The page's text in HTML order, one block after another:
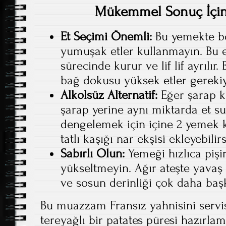
Mükemmel Sonuç
Et Seçimi Önemli: Bu yemekte
yumuşak etler kullanmayın. Bu
sürecinde kurur ve lif lif
bağ dokusu yüksek etler
Alkolsüz Alternatif: Eğer şarap
şarap yerine aynı miktarda et
dengelemek için içine 2 yemek
tatlı kaşığı nar ekşisi
Sabırlı Olun: Yemeği hızlıca
yükseltmeyin. Ağır ateşte
ve sosun derinliği çok daha
Bu muazzam Fransız yahnisini
tereyağlı bir patates püresi